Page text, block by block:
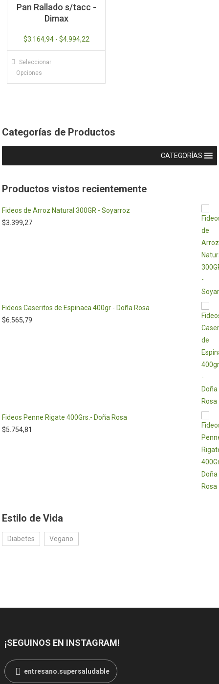
Pan Rallado s/tacc -
Dimax
$3.164,94 - $4.994,22Rango
de
Seleccionar
Opciones
opciones
elegir
la
de
Categorías de Productos
CATEGORÍAS
Productos vistos recientemente
Fideos de Arroz Natural 300GR - Soyarroz
$3.399,27
Fideos Caseritos de Espinaca 400gr - Doña Rosa
$6.565,79
Fideos Penne Rigate 400Grs.- Doña Rosa
$5.754,81
Estilo de Vida
Diabetes Vegano
¡SEGUINOS EN INSTAGRAM!
entresano.supersaludable